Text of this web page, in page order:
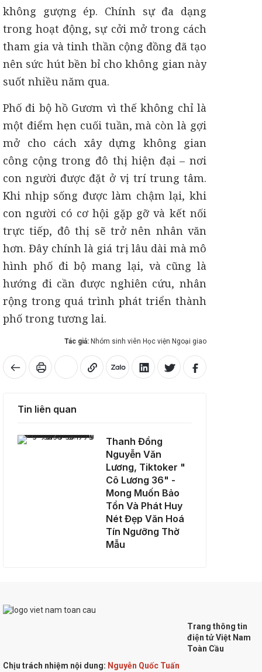
không gượng ép. Chính sự đa dạng
trong hoạt động, sự cởi mở trong cách
tham gia và tinh thần cộng đồng đã tạo
nên sức hút bền bỉ cho không gian này
suốt nhiều năm qua.
Phố đi bộ hồ Gươm vì thế không chỉ là
một điểm hẹn cuối tuần, mà còn là gợi
mở cho cách xây dựng không gian
công cộng trong đô thị hiện đại – nơi
con người được đặt ở vị trí trung tâm.
Khi nhịp sống được làm chậm lại, khi
con người có cơ hội gặp gỡ và kết nối
trực tiếp, đô thị sẽ trở nên nhân văn
hơn. Đây chính là giá trị lâu dài mà mô
hình phố đi bộ mang lại, và cũng là
hướng đi cần được nghiên cứu, nhân
rộng trong quá trình phát triển thành
phố trong tương lai.
Tác giả: Nhóm sinh viên Học viện Ngoại giao
Tin liên quan
Thanh Đồng Nguyễn Văn Lương, Tiktoker " Cô Lương 36" - Mong Muốn Bảo Tồn Và Phát Huy Nét Đẹp Văn Hoá Tín Ngưỡng Thờ Mẫu
Thanh Đồng
Nguyễn Văn
Lương, Tiktoker "
Cô Lương 36" -
Mong Muốn Bảo
Tồn Và Phát Huy
Nét Đẹp Văn Hoá
Tín Ngưỡng Thờ
Mẫu
Trang thông tin
điện tử Việt Nam
Toàn Cầu
Chịu trách nhiệm nội dung: Nguyễn Quốc Tuấn